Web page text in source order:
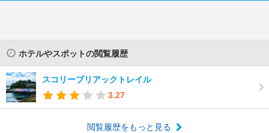
ホテルやスポットの閲覧履歴
スコリーブリアックトレイル
3.27
閲覧履歴をもっと見る